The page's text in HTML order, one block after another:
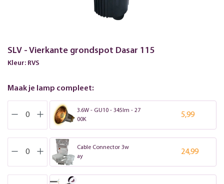
SLV - Vierkante grondspot Dasar 115
Kleur: RVS
Maak je lamp compleet:
3.6W - GU10 - 345lm - 27
00K
5,99
Cable Connector 3w
ay
24,99